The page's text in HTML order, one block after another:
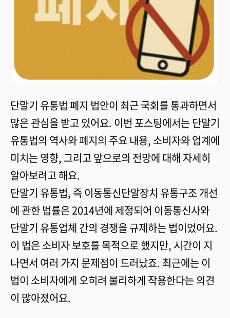
단말기 유통법 폐지 법안이 최근 국회를 통과하면서
많은 관심을 받고 있어요. 이번 포스팅에서는 단말기
유통법의 역사와 폐지의 주요 내용, 소비자와 업계에
미치는 영향, 그리고 앞으로의 전망에 대해 자세히
알아보려고 해요.
단말기 유통법, 즉 이동통신단말장치 유통구조 개선
에 관한 법률은 2014년에 제정되어 이동통신사와
단말기 유통업체 간의 경쟁을 규제하는 법이었어요.
이 법은 소비자 보호를 목적으로 했지만, 시간이 지
나면서 여러 가지 문제점이 드러났죠. 최근에는 이
법이 소비자에게 오히려 불리하게 작용한다는 의견
이 많아졌어요.